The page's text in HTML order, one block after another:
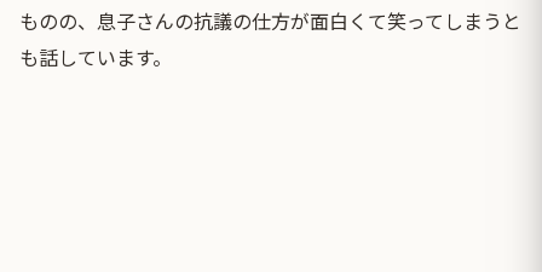
ものの、息子さんの抗議の仕方が面白くて笑ってしまうと
も話しています。